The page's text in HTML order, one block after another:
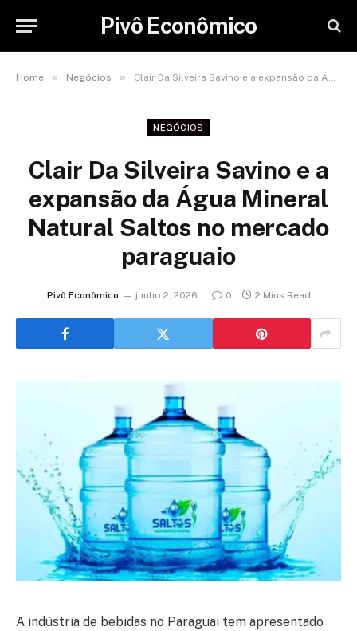
Pivô Econômico
Home » Negócios » Clair Da Silveira Savino e a expansão da Água Mineral Natural Saltos no mercado paraguaio
NEGÓCIOS
Clair Da Silveira Savino e a
expansão da Água Mineral
Natural Saltos no mercado
paraguaio
Pivô Econômico junho 2, 2026 0 2 Mins Read
A indústria de bebidas no Paraguai tem apresentado